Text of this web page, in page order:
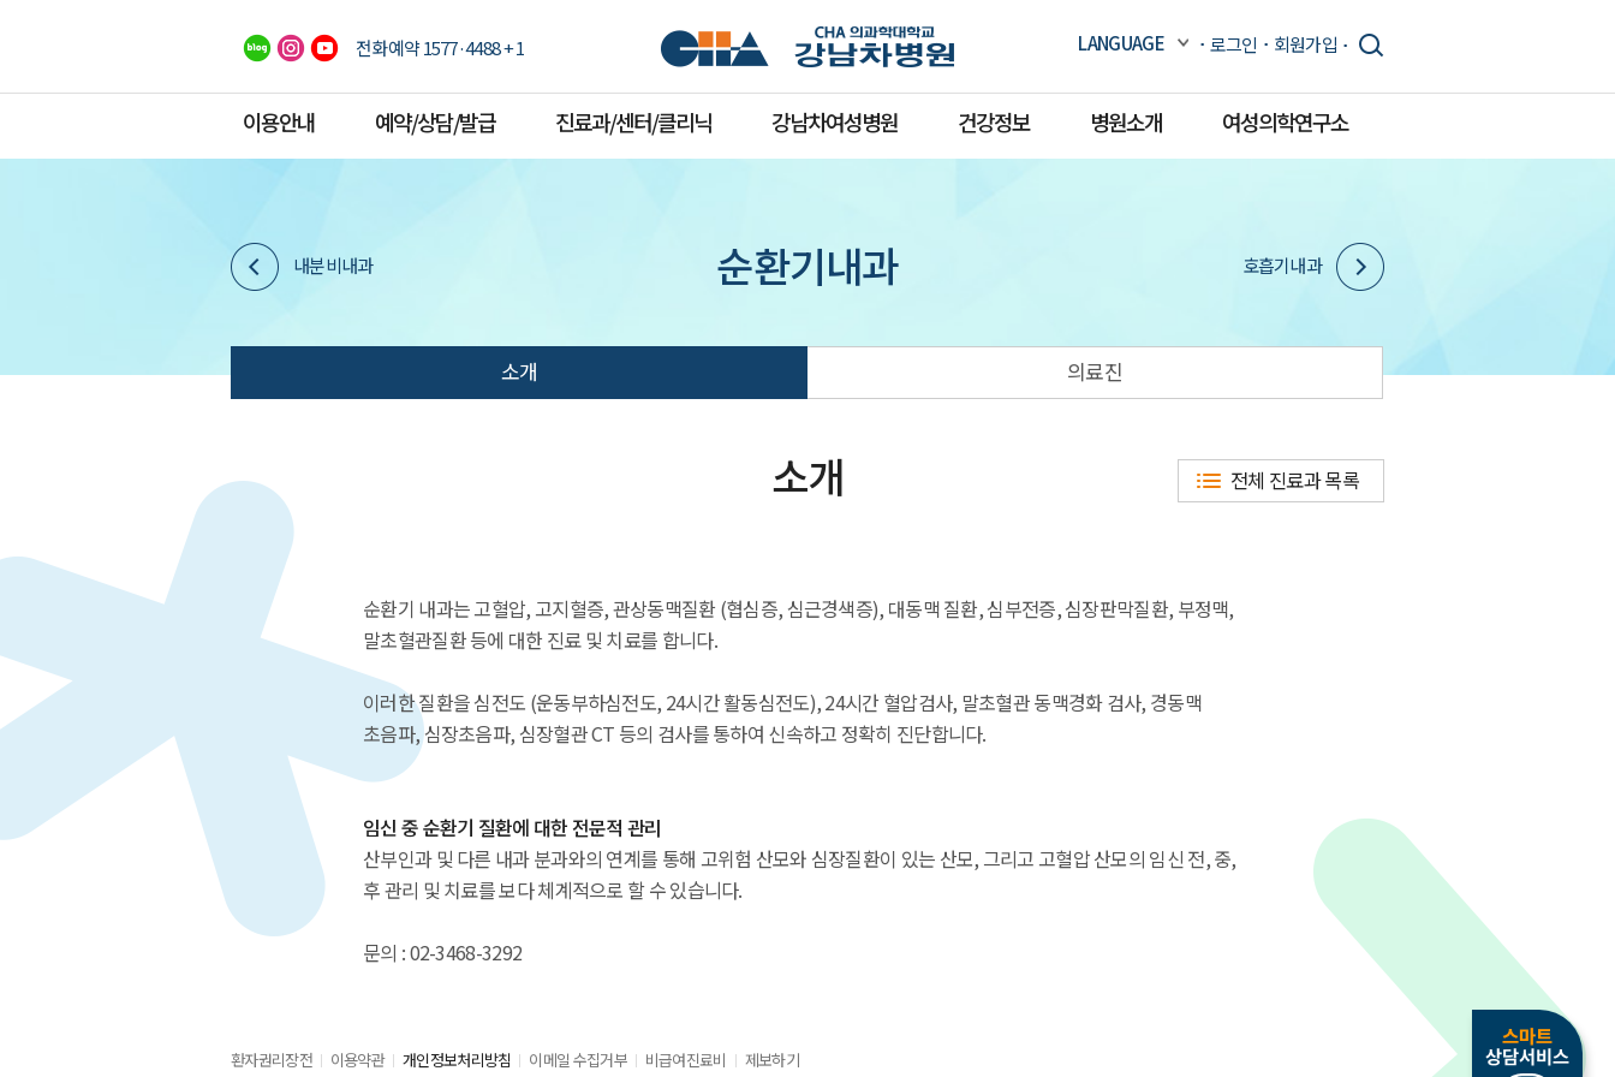
전화예약 1577·4488 + 1 LANGUAGE 로그인 회원가입
이용안내 예약/상담/발급 진료과/센터/클리닉 강남차여성병원 건강정보 병원소개 여성의학연구소
내분비내과 순환기내과 호흡기내과
소개 의료진
소개 전체 진료과 목록
순환기 내과는 고혈압, 고지혈증, 관상동맥질환 (협심증, 심근경색증), 대동맥 질환, 심부전증, 심장판막질환, 부정맥,
말초혈관질환 등에 대한 진료 및 치료를 합니다.
이러한 질환을 심전도 (운동부하심전도, 24시간 활동심전도), 24시간 혈압검사, 말초혈관 동맥경화 검사, 경동맥
초음파, 심장초음파, 심장혈관 CT 등의 검사를 통하여 신속하고 정확히 진단합니다.
임신 중 순환기 질환에 대한 전문적 관리
산부인과 및 다른 내과 분과와의 연계를 통해 고위험 산모와 심장질환이 있는 산모, 그리고 고혈압 산모의 임신 전, 중,
후 관리 및 치료를 보다 체계적으로 할 수 있습니다.
문의 : 02-3468-3292
환자권리장전 이용약관 개인정보처리방침 이메일 수집거부 비급여진료비 제보하기